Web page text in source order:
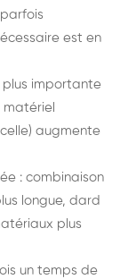
est en
plus importante
matériel
augmente
: combinaison
longue, dard
plus
un temps de